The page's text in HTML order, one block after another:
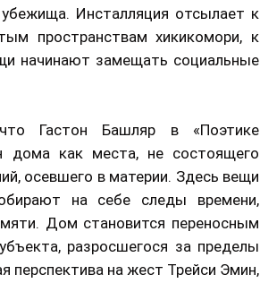
убежища. Инсталляция отсылает к
пространствам хикикомори, к
начинают замещать социальные
Гастон Башляр в «Поэтике
дома как места, не состоящего
осевшего в материи. Здесь вещи
на себе следы времени,
Дом становится переносным
разросшегося за пределы
перспектива на жест Трейси Эмин,